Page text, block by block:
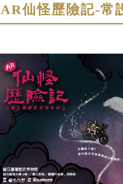
AR仙怪歷險記-常